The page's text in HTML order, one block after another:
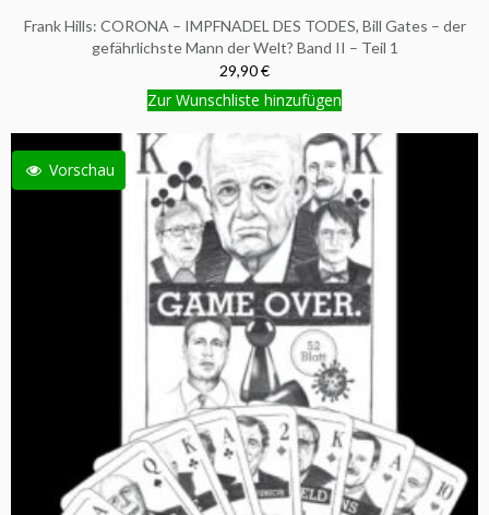
Frank Hills: CORONA – IMPFNADEL DES TODES, Bill Gates – der
gefährlichste Mann der Welt? Band II – Teil 1
29,90 €
Zur Wunschliste hinzufügen
Vorschau